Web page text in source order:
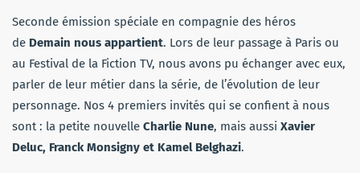
Seconde émission spéciale en compagnie des héros
de Demain nous appartient. Lors de leur passage à Paris ou
au Festival de la Fiction TV, nous avons pu échanger avec eux,
parler de leur métier dans la série, de l’évolution de leur
personnage. Nos 4 premiers invités qui se confient à nous
sont : la petite nouvelle Charlie Nune, mais aussi Xavier
Deluc, Franck Monsigny et Kamel Belghazi.